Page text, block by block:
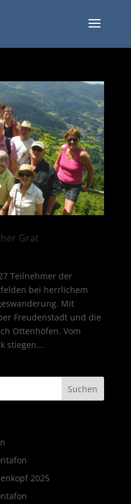
Grat
Teilnehmer der
bei herrlichem
Mit
Freudenstadt und die
Ottenhöfen. Vom
stiegen...
2025